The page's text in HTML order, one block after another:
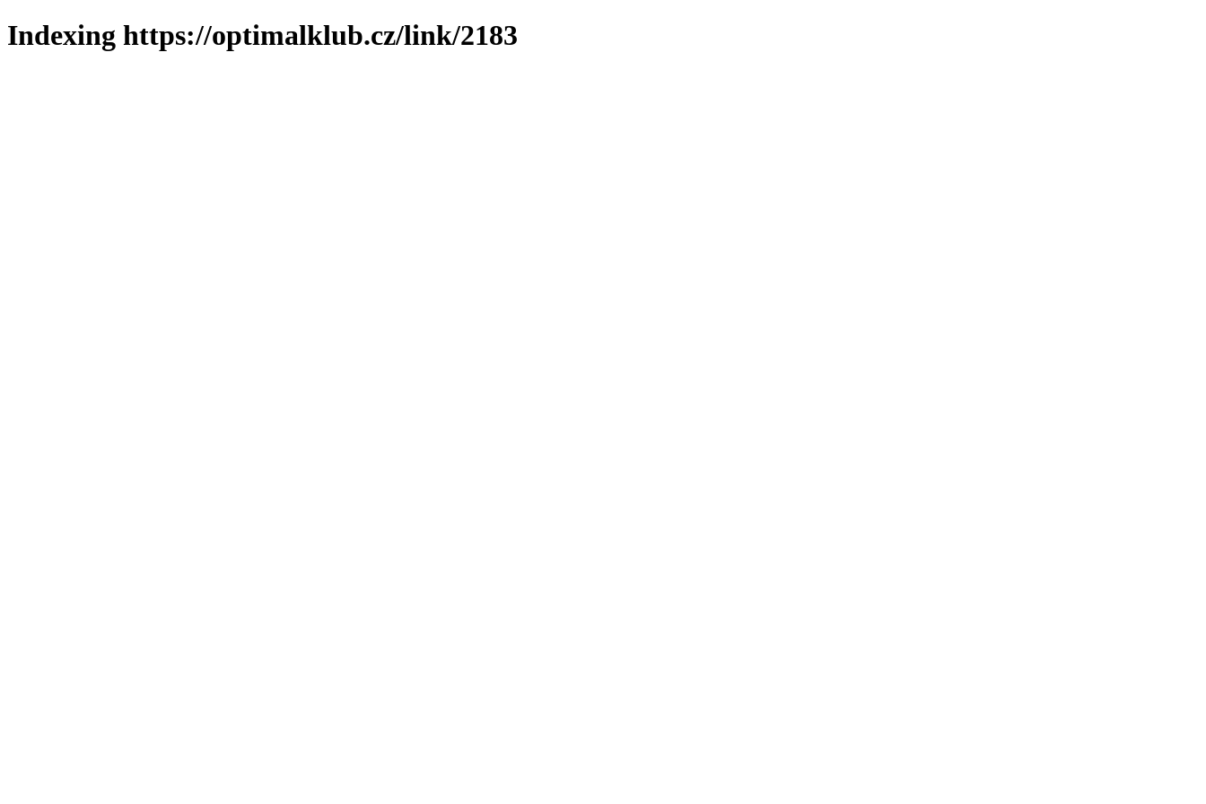
Indexing https://optimalklub.cz/link/2183